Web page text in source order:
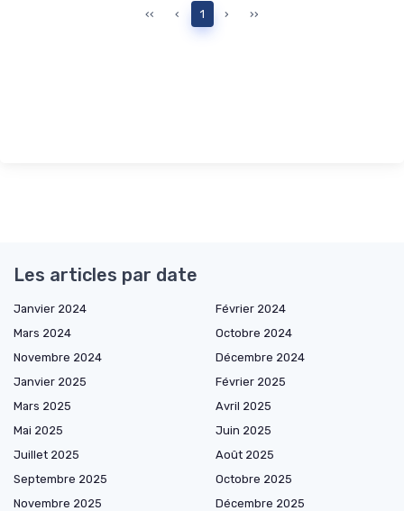
‹‹ ‹ 1 › ››
Les articles par date
Janvier 2024
Février 2024
Mars 2024
Octobre 2024
Novembre 2024
Décembre 2024
Janvier 2025
Février 2025
Mars 2025
Avril 2025
Mai 2025
Juin 2025
Juillet 2025
Août 2025
Septembre 2025
Octobre 2025
Novembre 2025
Décembre 2025